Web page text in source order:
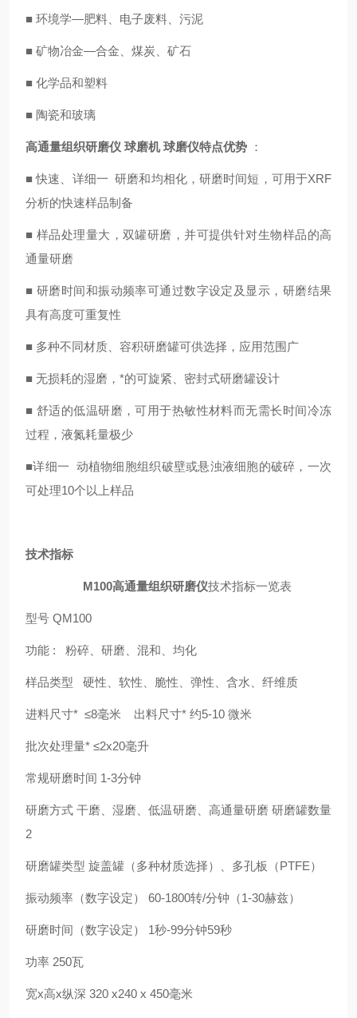
■ 环境学—肥料、电子废料、污泥
■ 矿物冶金—合金、煤炭、矿石
■ 化学品和塑料
■ 陶瓷和玻璃
高通量组织研磨仪 球磨机 球磨仪特点优势 ：
■ 快速、详细一 研磨和均相化，研磨时间短，可用于XRF
分析的快速样品制备
■ 样品处理量大，双罐研磨，并可提供针对生物样品的高
通量研磨
■ 研磨时间和振动频率可通过数字设定及显示，研磨结果
具有高度可重复性
■ 多种不同材质、容积研磨罐可供选择，应用范围广
■ 无损耗的湿磨，*的可旋紧、密封式研磨罐设计
■ 舒适的低温研磨，可用于热敏性材料而无需长时间冷冻
过程，液氮耗量极少
■详细一 动植物细胞组织破壁或悬浊液细胞的破碎，一次
可处理10个以上样品
技术指标
M100高通量组织研磨仪技术指标一览表
型号 QM100
功能 : 粉碎、研磨、混和、均化
样品类型 硬性、软性、脆性、弹性、含水、纤维质
进料尺寸* ≤8毫米 出料尺寸* 约5-10 微米
批次处理量* ≤2x20毫升
常规研磨时间 1-3分钟
研磨方式 干磨、湿磨、低温研磨、高通量研磨 研磨罐数量
2
研磨罐类型 旋盖罐（多种材质选择）、多孔板（PTFE）
振动频率（数字设定） 60-1800转/分钟（1-30赫兹）
研磨时间（数字设定） 1秒-99分钟59秒
功率 250瓦
宽x高x纵深 320 x240 x 450毫米